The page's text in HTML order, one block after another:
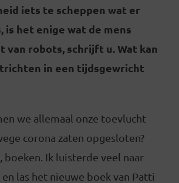
iets te scheppen wat er
is het enige wat de mens
van robots, schrijft u. Wat kan
in een tijdsgewricht
we allemaal onze toevlucht
corona zaten opgesloten?
boeken. Ik luisterde veel naar
las het nieuwe boek van Patti